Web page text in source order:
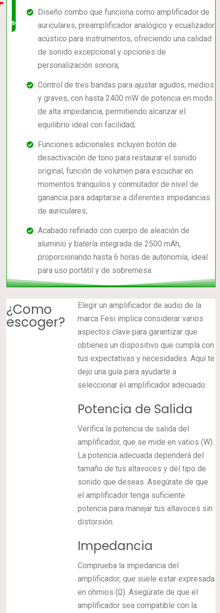
mercado
Diseño combo que funciona como amplificador de
auriculares, preamplificador analógico y ecualizador
acústico para instrumentos, ofreciendo una calidad
de sonido excepcional y opciones de
personalización sonora;
Control de tres bandas para ajustar agudos, medios
y graves, con hasta 2400 mW de potencia en modo
de alta impedancia, permitiendo alcanzar el
equilibrio ideal con facilidad;
Funciones adicionales incluyen botón de
desactivación de tono para restaurar el sonido
original, función de volumen para escuchar en
momentos tranquilos y conmutador de nivel de
ganancia para adaptarse a diferentes impedancias
de auriculares;
Acabado refinado con cuerpo de aleación de
aluminio y batería integrada de 2500 mAh,
proporcionando hasta 6 horas de autonomía, ideal
para uso portátil y de sobremesa.
¿Como
escoger?
Elegir un amplificador de audio de la
marca Fesi implica considerar varios
aspectos clave para garantizar que
obtienes un dispositivo que cumpla con
tus expectativas y necesidades. Aquí te
dejo una guía para ayudarte a
seleccionar el amplificador adecuado:
Potencia de Salida
Verifica la potencia de salida del
amplificador, que se mide en vatios (W).
La potencia adecuada dependerá del
tamaño de tus altavoces y del tipo de
sonido que deseas. Asegúrate de que
el amplificador tenga suficiente
potencia para manejar tus altavoces sin
distorsión.
Impedancia
Comprueba la impedancia del
amplificador, que suele estar expresada
en ohmios (Ω). Asegúrate de que el
amplificador sea compatible con la